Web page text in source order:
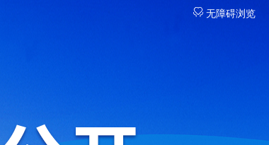
无障碍浏览